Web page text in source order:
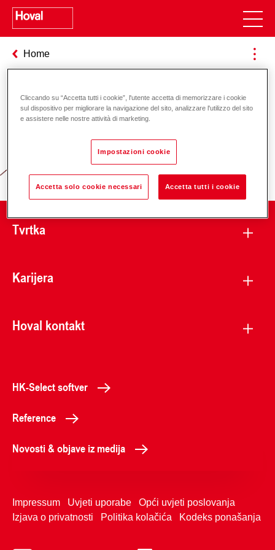
Home
Odgovornost za energiju i okoliš
Tvrtka
Karijera
Hoval kontakt
HK-Select softver
Reference
Novosti & objave iz medija
Impressum Uvjeti uporabe
Opći uvjeti poslovanja
Izjava o privatnosti
Politika kolačića Kodeks ponašanja
Cliccando su “Accetta tutti i cookie”, l'utente accetta di memorizzare i cookie
sul dispositivo per migliorare la navigazione del sito, analizzare l'utilizzo del sito
e assistere nelle nostre attività di marketing.
Impostazioni cookie
Accetta solo cookie necessari Accetta tutti i cookie